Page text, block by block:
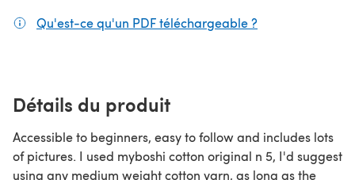
Qu'est-ce qu'un PDF téléchargeable ?
Détails du produit
Accessible to beginners, easy to follow and includes lots
of pictures. I used myboshi cotton original n 5, I'd suggest
using any medium weight cotton yarn, as long as the